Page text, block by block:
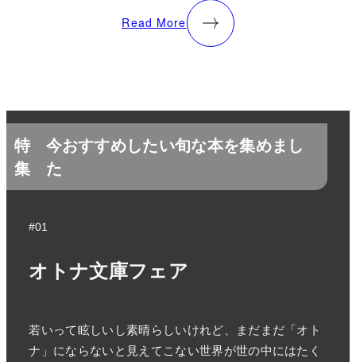
Read More
特
集
今おすすめしたい旬な本を集めまし
た
#01
オトナ文庫フェア
若いって眩しいし素晴らしいけれど、まだまだ「オト
ナ」にならないと見えてこない世界が世の中にはたく